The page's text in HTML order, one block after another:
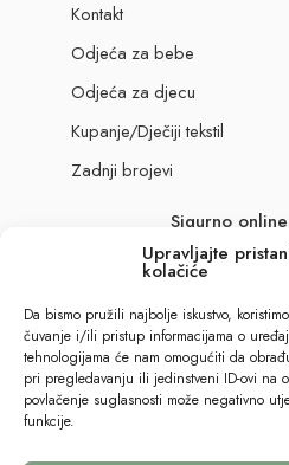
Upravljajte
kolačiće
Da bismo pružili najbolje iskustvo,
čuvanje i/ili pristup informacijama o
tehnologijama će nam omogućiti da
pri pregledavanju ili jedinstveni ID-ovi na
povlačenje suglasnosti može negativno
funkcije.
Kontakt
Odjeća za bebe
Odjeća za djecu
Kupanje/Dječiji tekstil
Zadnji brojevi
Sigurno